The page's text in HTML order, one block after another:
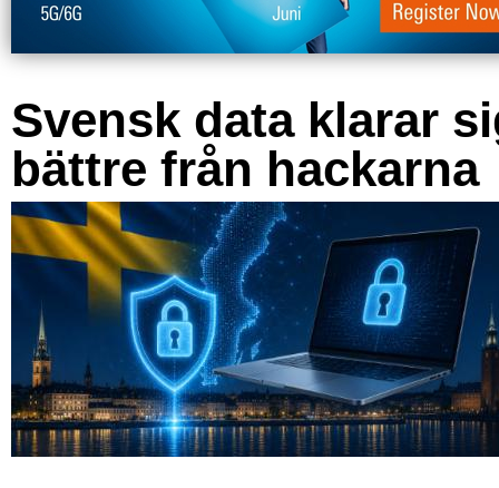
Svensk data klarar
bättre från hackarna